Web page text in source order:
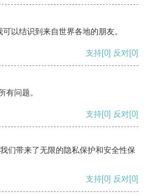
以结识到来自世界各地的朋友。
支持[0] 反对[0]
有问题。
支持[0] 反对[0]
们带来了无限的隐私保护和安全性保
支持[0] 反对[0]